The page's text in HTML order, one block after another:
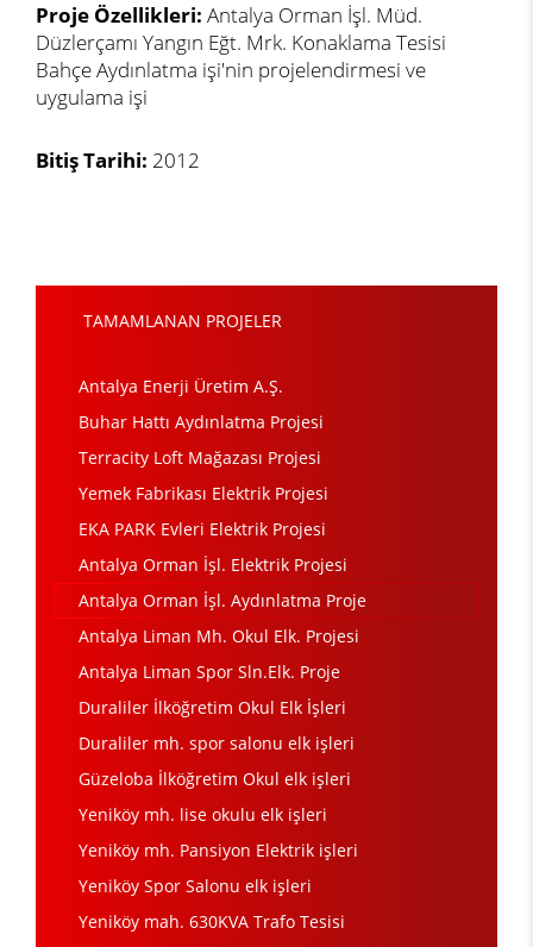
Proje Özellikleri: Antalya Orman İşl. Müd.
Düzlerçamı Yangın Eğt. Mrk. Konaklama Tesisi
Bahçe Aydınlatma işi'nin projelendirmesi ve
uygulama işi
Bitiş Tarihi: 2012
TAMAMLANAN PROJELER
Antalya Enerji Üretim A.Ş.
Buhar Hattı Aydınlatma Projesi
Terracity Loft Mağazası Projesi
Yemek Fabrikası Elektrik Projesi
EKA PARK Evleri Elektrik Projesi
Antalya Orman İşl. Elektrik Projesi
Antalya Orman İşl. Aydınlatma Proje
Antalya Liman Mh. Okul Elk. Projesi
Antalya Liman Spor Sln.Elk. Proje
Duraliler İlköğretim Okul Elk İşleri
Duraliler mh. spor salonu elk işleri
Güzeloba İlköğretim Okul elk işleri
Yeniköy mh. lise okulu elk işleri
Yeniköy mh. Pansiyon Elektrik işleri
Yeniköy Spor Salonu elk işleri
Yeniköy mah. 630KVA Trafo Tesisi